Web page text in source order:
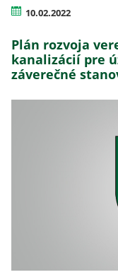
10.02.2022
Plán rozvoja
kanalizácií pre
záverečné